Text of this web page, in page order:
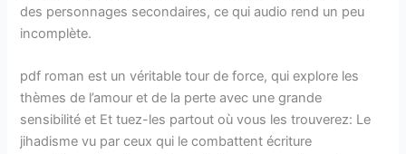
des personnages secondaires, ce qui audio rend un peu
incomplète.
pdf roman est un véritable tour de force, qui explore les
thèmes de l’amour et de la perte avec une grande
sensibilité et Et tuez-les partout où vous les trouverez: Le
jihadisme vu par ceux qui le combattent écriture